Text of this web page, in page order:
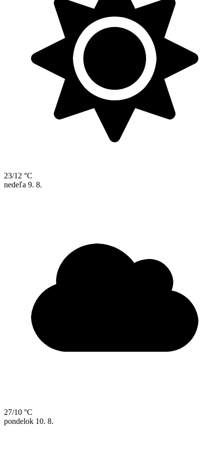
23/12 °C
nedeľa 9. 8.
27/10 °C
pondelok 10. 8.